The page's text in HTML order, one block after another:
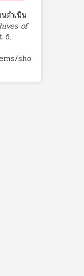
ดำเนิน
of
6,
sho